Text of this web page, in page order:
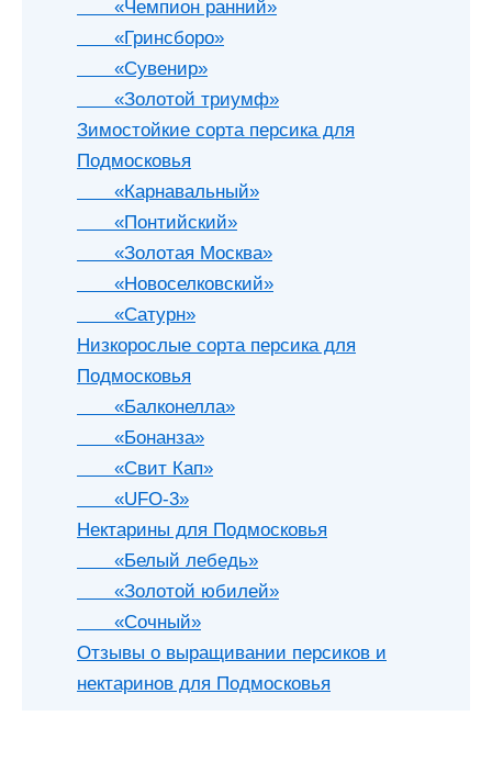
«Чемпион ранний»
«Гринсборо»
«Сувенир»
«Золотой триумф»
Зимостойкие сорта персика для
Подмосковья
«Карнавальный»
«Понтийский»
«Золотая Москва»
«Новоселковский»
«Сатурн»
Низкорослые сорта персика для
Подмосковья
«Балконелла»
«Бонанза»
«Свит Кап»
«UFO-3»
Нектарины для Подмосковья
«Белый лебедь»
«Золотой юбилей»
«Сочный»
Отзывы о выращивании персиков и
нектаринов для Подмосковья